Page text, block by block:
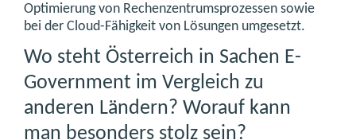
Optimierung von Rechenzentrumsprozessen sowie
bei der Cloud-Fähigkeit von Lösungen umgesetzt.
Wo steht Österreich in Sachen E-
Government im Vergleich zu
anderen Ländern? Worauf kann
man besonders stolz sein?